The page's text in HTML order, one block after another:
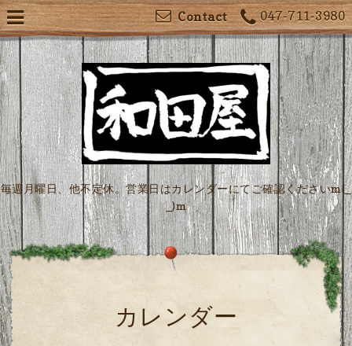
047-711-3980
Contact
毎週月曜日、他不定休。営業日はカレンダーにてご確認くださいm(_
_)m
カレンダー